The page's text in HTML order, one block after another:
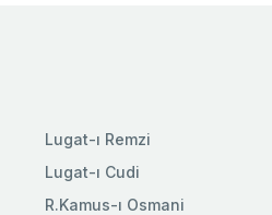
Lugat-ı Remzi
Lugat-ı Cudi
R.Kamus-ı Osmani